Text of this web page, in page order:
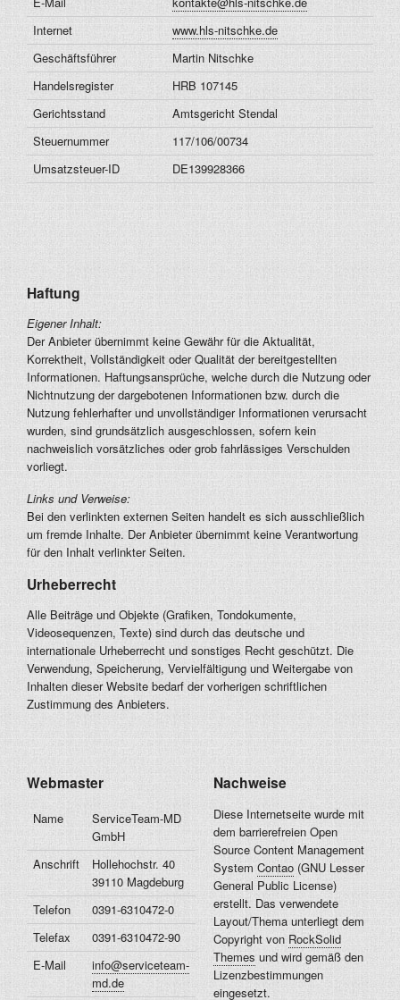
Internet
www.hls-nitschke.de
Geschäftsführer
Martin Nitschke
Handelsregister
HRB 107145
Gerichtsstand
Amtsgericht Stendal
Steuernummer
117/106/00734
Umsatzsteuer-ID
DE139928366
Haftung
Eigener Inhalt:
Der Anbieter übernimmt keine Gewähr für die Aktualität,
Korrektheit, Vollständigkeit oder Qualität der bereitgestellten
Informationen. Haftungsansprüche, welche durch die Nutzung oder
Nichtnutzung der dargebotenen Informationen bzw. durch die
Nutzung fehlerhafter und unvollständiger Informationen verursacht
wurden, sind grundsätzlich ausgeschlossen, sofern kein
nachweislich vorsätzliches oder grob fahrlässiges Verschulden
vorliegt.
Links und Verweise:
Bei den verlinkten externen Seiten handelt es sich ausschließlich
um fremde Inhalte. Der Anbieter übernimmt keine Verantwortung
für den Inhalt verlinkter Seiten.
Urheberrecht
Alle Beiträge und Objekte (Grafiken, Tondokumente,
Videosequenzen, Texte) sind durch das deutsche und
internationale Urheberrecht und sonstiges Recht geschützt. Die
Verwendung, Speicherung, Vervielfältigung und Weitergabe von
Inhalten dieser Website bedarf der vorherigen schriftlichen
Zustimmung des Anbieters.
Webmaster
Name
ServiceTeam-MD
GmbH
Anschrift
Hollehochstr. 40
39110 Magdeburg
Telefon
0391-6310472-0
Telefax
0391-6310472-90
E-Mail
info@serviceteam-
md.de
Nachweise
Diese Internetseite wurde mit
dem barrierefreien Open
Source Content Management
System Contao(GNU Lesser
General Public License)
erstellt. Das verwendete
Layout/Thema unterliegt dem
Copyright von RockSolid
Themes und wird gemäß den
Lizenzbestimmungen
eingesetzt.